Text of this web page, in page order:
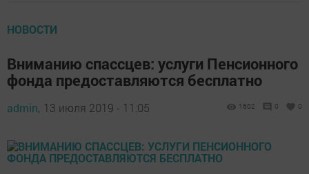
НОВОСТИ
Вниманию спассцев: услуги Пенсионного
фонда предоставляются бесплатно
admin, 13 июля 2019 - 11:05 1602 0 0